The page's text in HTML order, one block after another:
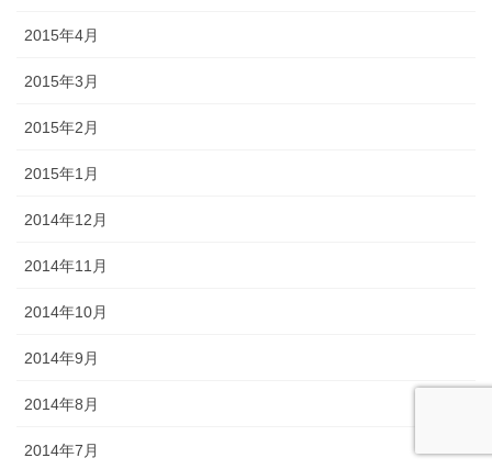
2015年4月
2015年3月
2015年2月
2015年1月
2014年12月
2014年11月
2014年10月
2014年9月
2014年8月
2014年7月